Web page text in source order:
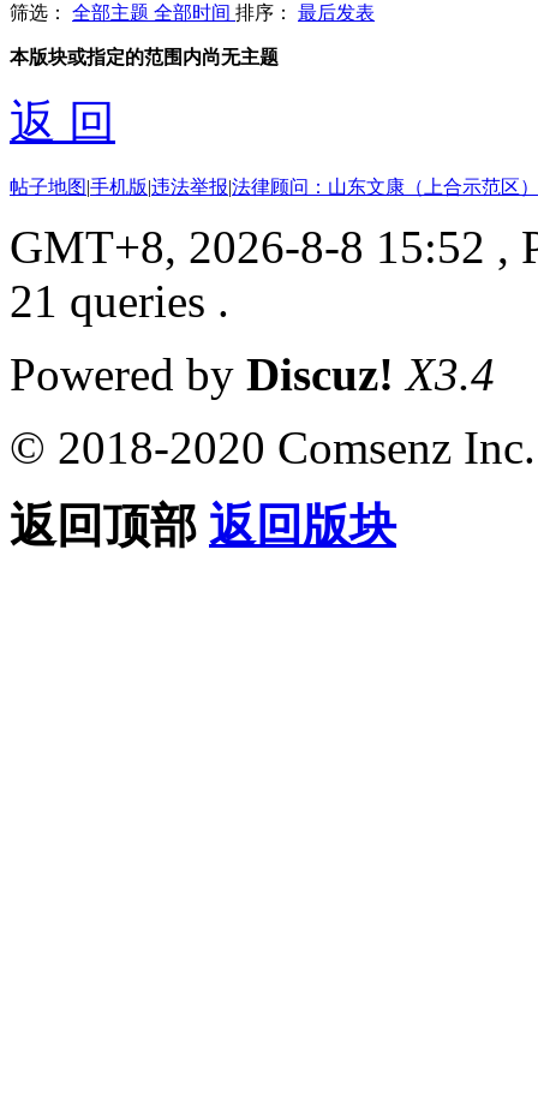
筛选： 全部主题 全部时间 排序： 最后发表
本版块或指定的范围内尚无主题
返 回
帖子地图|手机版|违法举报|法律顾问：山东文康（上合示范区
GMT+8, 2026-8-8 15:52 ,
21 queries .
Powered by Discuz! X3.4
© 2018-2020 Comsenz Inc.
返回顶部 返回版块